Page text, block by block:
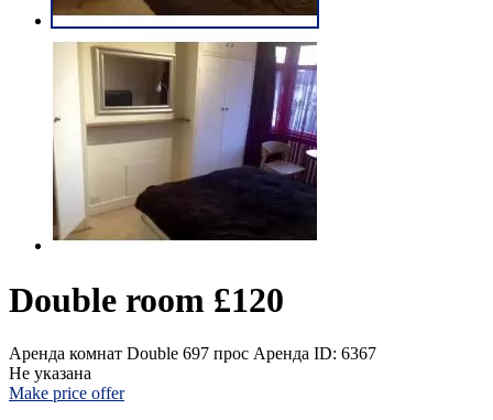
Double room £120
Аренда комнат Double 697 прос Аренда ID: 6367
Не указана
Make price offer